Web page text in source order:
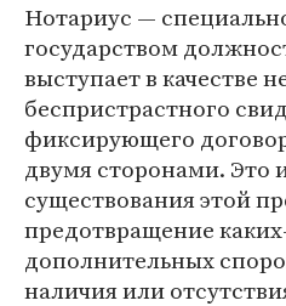
Нотариус —
государством
выступает в качестве
беспристрастного
фиксирующего
двумя сторонами. Это
существования этой
предотвращение
дополнительных
наличия или